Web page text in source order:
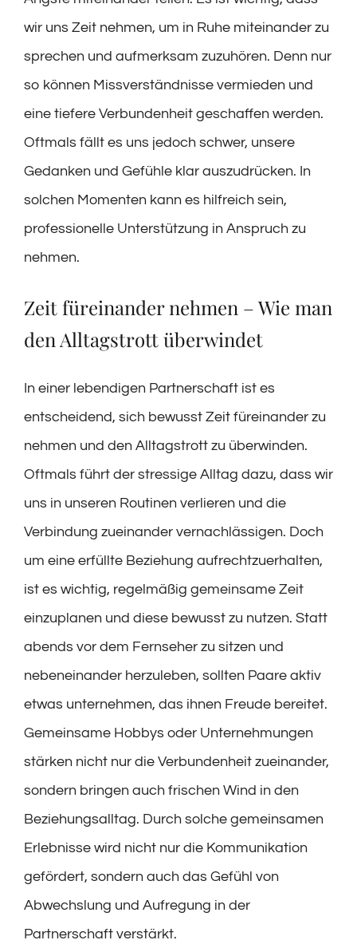
wir uns Zeit nehmen, um in Ruhe miteinander zu
sprechen und aufmerksam zuzuhören. Denn nur
so können Missverständnisse vermieden und
eine tiefere Verbundenheit geschaffen werden.
Oftmals fällt es uns jedoch schwer, unsere
Gedanken und Gefühle klar auszudrücken. In
solchen Momenten kann es hilfreich sein,
professionelle Unterstützung in Anspruch zu
nehmen.
Zeit füreinander nehmen – Wie man
den Alltagstrott überwindet
In einer lebendigen Partnerschaft ist es
entscheidend, sich bewusst Zeit füreinander zu
nehmen und den Alltagstrott zu überwinden.
Oftmals führt der stressige Alltag dazu, dass wir
uns in unseren Routinen verlieren und die
Verbindung zueinander vernachlässigen. Doch
um eine erfüllte Beziehung aufrechtzuerhalten,
ist es wichtig, regelmäßig gemeinsame Zeit
einzuplanen und diese bewusst zu nutzen. Statt
abends vor dem Fernseher zu sitzen und
nebeneinander herzuleben, sollten Paare aktiv
etwas unternehmen, das ihnen Freude bereitet.
Gemeinsame Hobbys oder Unternehmungen
stärken nicht nur die Verbundenheit zueinander,
sondern bringen auch frischen Wind in den
Beziehungsalltag. Durch solche gemeinsamen
Erlebnisse wird nicht nur die Kommunikation
gefördert, sondern auch das Gefühl von
Abwechslung und Aufregung in der
Partnerschaft verstärkt.